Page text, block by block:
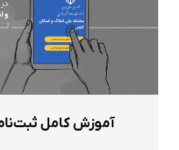
آموزش کامل